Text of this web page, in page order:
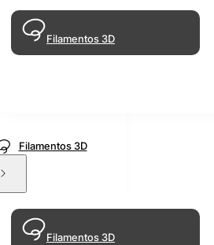
Filamentos 3D
Filamentos 3D
Filamentos 3D